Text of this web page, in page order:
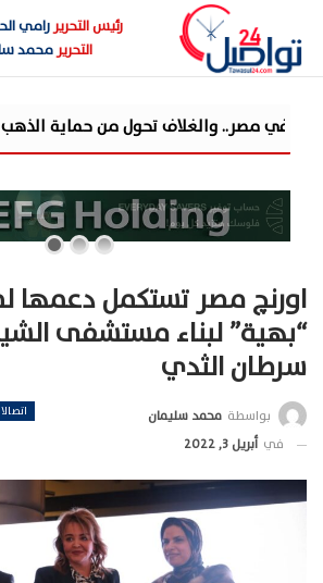
رئيس التحريررامي
التحريرمحمد
من حماية الذهب إلى قيمة مالية
اورنچ مصر تستكمل
“بهية” لبناء مستشفى
سرطان الثدي
بواسطة محمد سليمان
في أبريل 3, 2022